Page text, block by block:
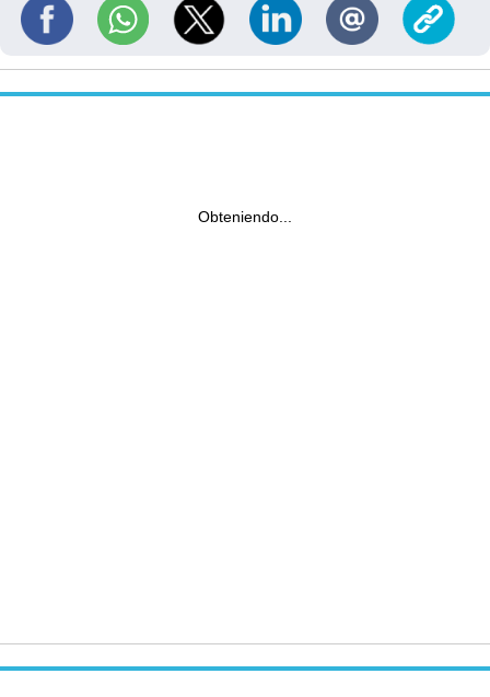
Obteniendo...